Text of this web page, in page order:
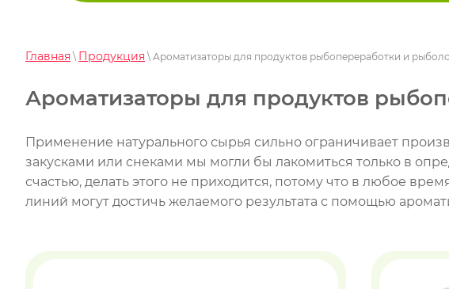
Главная \ Продукция \ Ароматизаторы для продуктов рыбопереработки и
Ароматизаторы для продуктов
Применение натурального сырья сильно ограничивает
закусками или снеками мы могли бы лакомиться только в
счастью, делать этого не приходится, потому что в любое
линий могут достичь желаемого результата с помощью